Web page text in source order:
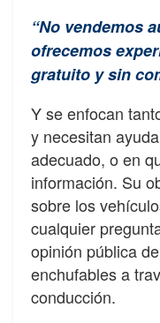
“No vendemos
ofrecemos
gratuito y sin
Y se enfocan
y necesitan
adecuado, o en
información. Su
sobre los
cualquier
opinión pública
enchufables a
conducción.